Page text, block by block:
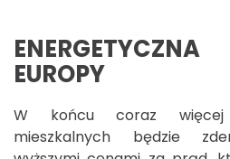
ENERGETYCZNA
EUROPY
W końcu coraz więcej
mieszkalnych będzie